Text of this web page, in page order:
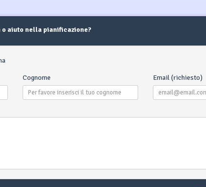
aiuto nella pianificazione?
Cognome Email (richiesto)